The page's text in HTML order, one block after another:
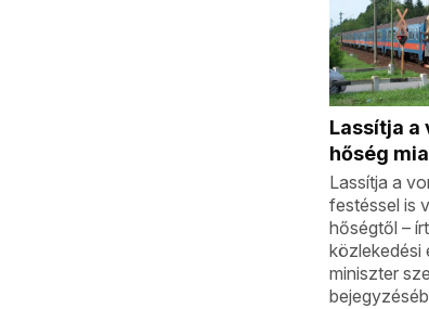
Lassítja a
hőség
Lassítja a
festéssel is
hőségtől –
közlekedési
miniszter